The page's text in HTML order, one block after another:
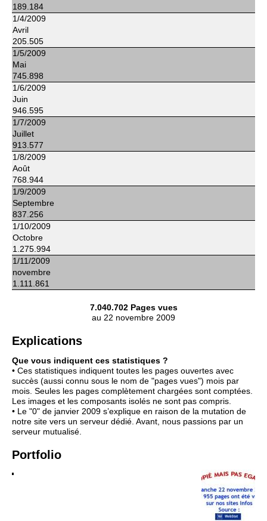
189.184
1/4/2009
Avril
205.505
1/5/2009
Mai
745.898
1/6/2009
Juin
946.595
1/7/2009
Juillet
913.577
1/8/2009
Août
768.944
1/9/2009
Septembre
837.256
1/10/2009
Octobre
1.275.994
1/11/2009
novembre
1.111.861
7.040.702 Pages vues
au 22 novembre 2009
Explications
Que vous indiquent ces statistiques ?
• Ces statistiques indiquent toutes les pages ouvertes avec
succès (aussi connu sous le nom de "pages vues") mois par
mois. Seules les pages complètement chargées sont comptées.
Les images et les composants isolés ne sont pas compris.
• Le "0" de janvier 2009 s’explique en raison de la mutation de
notre site vers un serveur dédié. Avant, nous passions par un
serveur mutualisé.
Portfolio